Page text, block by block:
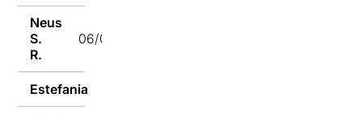
Neus
S.
R.
06/02/2019
Estefania